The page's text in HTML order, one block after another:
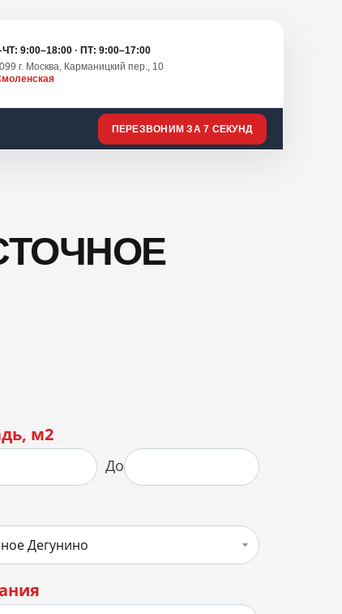
9:00–18:00 · ПТ: 9:00–17:00
г. Москва, Карманицкий пер., 10
ПЕРЕЗВОНИМ ЗА 7 СЕКУНД
м2
До
Дегунино